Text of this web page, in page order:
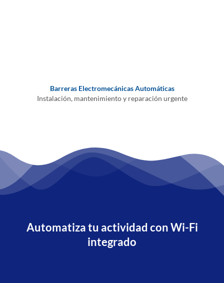
Barreras Electromecánicas Automáticas
Instalación, mantenimiento y reparación urgente
Automatiza tu actividad con Wi-Fi
integrado